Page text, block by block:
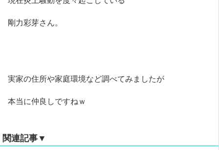
剛力彩芽さん。
実家の住所や家庭環境など調べてみましたが
本当に仲良しですねｗ
関連記事▼